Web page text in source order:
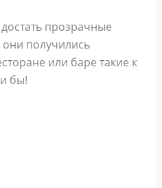
прозрачные
они получились
или баре такие к
бы!